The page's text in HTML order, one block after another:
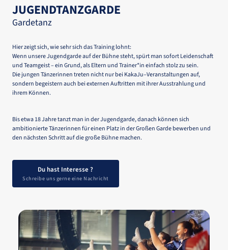
JUGENDTANZGARDE
Gardetanz
Hier zeigt sich, wie sehr sich das Training lohnt:
Wenn unsere Jugendgarde auf der Bühne steht, spürt man sofort
und Teamgeist – ein Grund, als Eltern und Trainer*in einfach stolz zu sein.
Die jungen Tänzerinnen treten nicht nur bei KakaJu‒Veranstaltungen
sondern begeistern auch bei externen Auftritten mit ihrer Ausstrahlung
ihrem Können.
Bis etwa 18 Jahre tanzt man in der Jugendgarde, danach können
ambitionierte Tänzerinnen für einen Platz in der Großen Garde bewerben
den nächsten Schritt auf die große Bühne machen.
Du hast Interesse ?
Schreibe uns gerne eine Nachricht
Slide 2 of 3